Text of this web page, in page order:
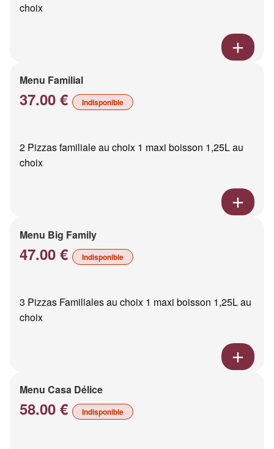
choix
Menu Familial
37.00 € Indisponible
2 Pizzas familiale au choix 1 maxi boisson 1,25L au
choix
Menu Big Family
47.00 € Indisponible
3 Pizzas Familiales au choix 1 maxi boisson 1,25L au
choix
Menu Casa Délice
58.00 € Indisponible